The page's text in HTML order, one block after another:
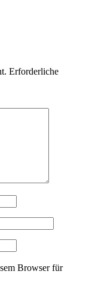
Erforderliche
Browser für